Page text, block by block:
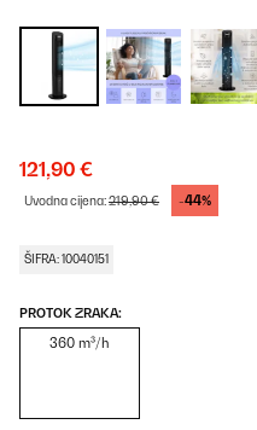
121,90 €
Uvodna cijena:219,90 € -44%
ŠIFRA: 10040151
PROTOK ZRAKA:
360 m³/h